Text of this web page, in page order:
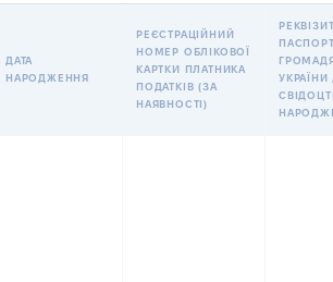
ДАТА
НАРОДЖЕННЯ
РЕЄСТРАЦІЙНИЙ
НОМЕР ОБЛІКОВОЇ
КАРТКИ ПЛАТНИКА
ПОДАТКІВ (ЗА
НАЯВНОСТІ)
УКРАЇНИ